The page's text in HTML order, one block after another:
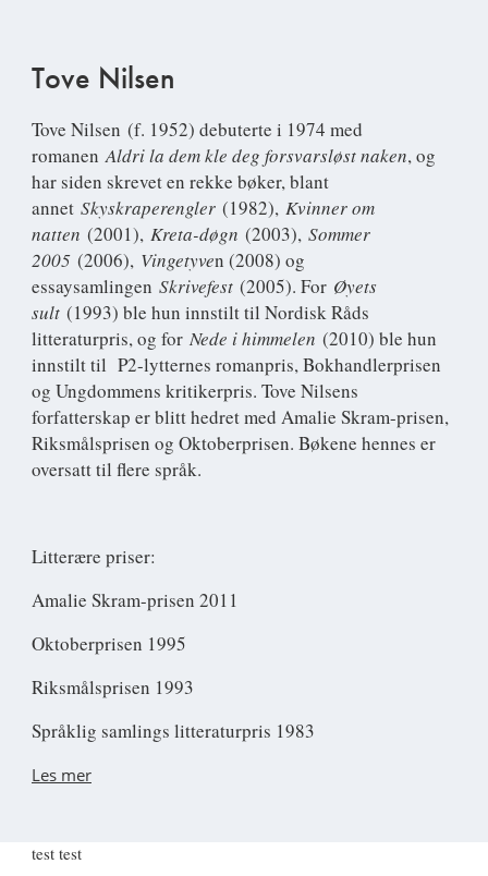
Tove Nilsen
Tove Nilsen (f. 1952) debuterte i 1974 med
romanenAldri la dem kle deg forsvarsløst naken, og
har siden skrevet en rekke bøker, blant
annet Skyskraperengler (1982), Kvinner om
natten (2001), Kreta-døgn (2003), Sommer
2005 (2006), Vingetyven (2008) og
essaysamlingen Skrivefest (2005). For Øyets
sult (1993) ble hun innstilt til Nordisk Råds
litteraturpris, og for Nede i himmelen (2010) ble hun
innstilt til P2-lytternes romanpris, Bokhandlerprisen
og Ungdommens kritikerpris. Tove Nilsens
forfatterskap er blitt hedret med Amalie Skram-prisen,
Riksmålsprisen og Oktoberprisen. Bøkene hennes er
oversatt til flere språk.
Litterære priser:
Amalie Skram-prisen 2011
Oktoberprisen 1995
Riksmålsprisen 1993
Språklig samlings litteraturpris 1983
Les mer
test test